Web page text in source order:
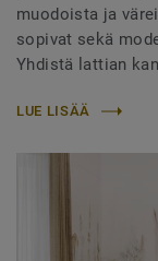
muodoista ja
sopivat sekä
Yhdistä lattian
LUE LISÄÄ